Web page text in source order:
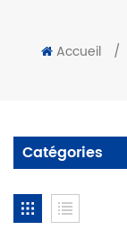
Accueil /
Catégories